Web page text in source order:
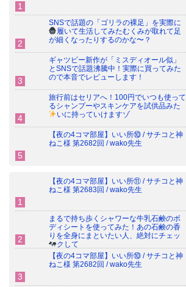
SNSで話題の「ゴリラの裸足」を実際に
履いて生活してみたむくみが取れて足
が細くなったりするのかな〜？
ギャツビー新作が「ミスディオール似」
とSNSで話題沸騰中！実際に買ってみた
ので本音でレビューします！
旅行前はセリアへ！100円でいつも使って
るシャンプーやスキンケアを試供品みた
いに持っていけますゾ
【夜の4コマ部屋】いい所⑩ / サチコと神
ねこ様 第2682回 / wako先生
【夜の4コマ部屋】いい所⑪ / サチコと神
ねこ様 第2683回 / wako先生
まるで持ち歩くシャワーな牛乳石鹸のボ
ディシートを使ってみた！あの石鹸の香
りを全身にまといたい人、絶対にチェッ
クして
【夜の4コマ部屋】いい所⑩ / サチコと神
ねこ様 第2682回 / wako先生